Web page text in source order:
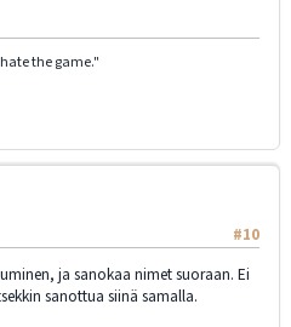
the game."
#10
ja sanokaa nimet suoraan. Ei
sanottua siinä samalla.